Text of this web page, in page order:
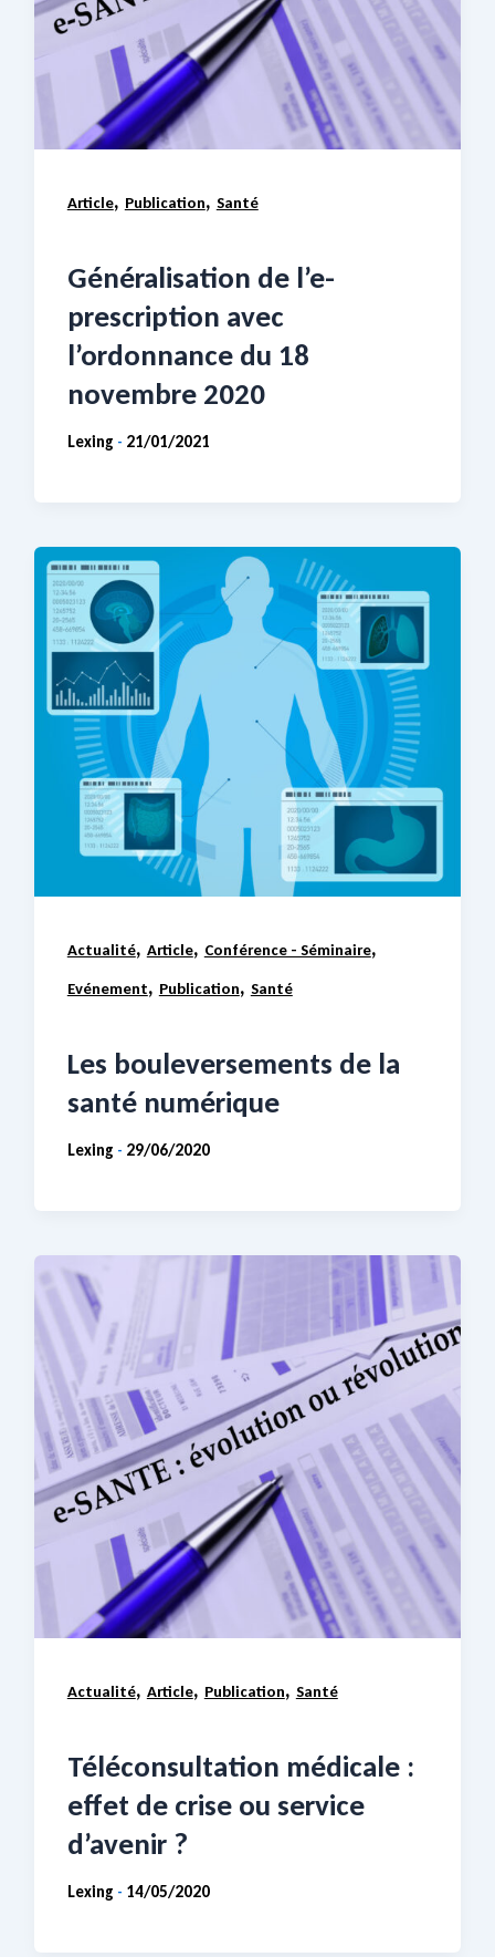
Article, Publication, Santé
Généralisation de l’e-
prescription avec
l’ordonnance du 18
novembre 2020
Lexing - 21/01/2021
Actualité, Article, Conférence - Séminaire,
Evénement, Publication, Santé
Les bouleversements de la
santé numérique
Lexing - 29/06/2020
Actualité, Article, Publication, Santé
Téléconsultation médicale :
effet de crise ou service
d’avenir ?
Lexing - 14/05/2020